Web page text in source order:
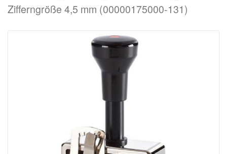
Zifferngröße 4,5 mm (00000175000-131)